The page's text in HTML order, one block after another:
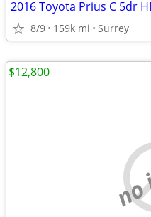
2016 Toyota Prius C 5dr
8/9 159k mi Surrey
$12,800